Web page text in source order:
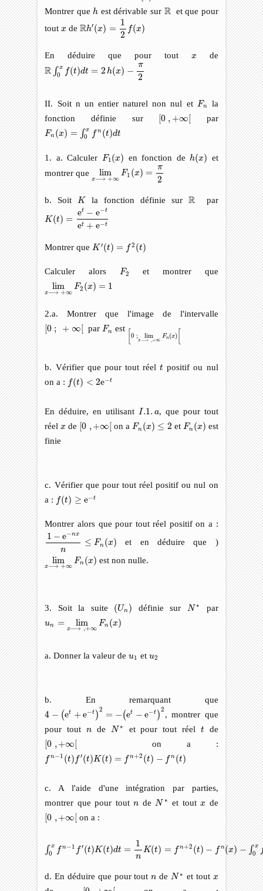
Montrer que h
h est dérivable sur R
R et que pour
toutx
x deRh′(x) =
1
2
f(x)
R f(
En déduire que pour tout x
x de
R ∫ x
0 f(t)dt = 2 h(x) −
π
2
−π
II. Soit n un entier naturel non nul et Fn
Fn
la
fonction définie sur
[0 , +∞[
[0 ∞ par
Fn (x) = ∫ x
0 f n (t)dt
Fn (x )= fn t)d t
1. a. Calculer F1(x)
F1 ( ) en fonction de h(x)
h (x )
et
montrer que
lim
x⟶ +∞
F1 (x) =
π
2
⟶+ =π
b. Soit K
Kla fonction définie sur R
R par
K (t) =
et − e−t
et + e−t
− −
Montrer que K ′(t) = f2 (t)
K′(t)= )
Calculer alors F2
F2 et montrer que
lim
x⟶ +∞
F2 (x) = 1
lim +∞F 2 =
2.a. Montrer que l'image de l'intervalle
[0 ; + ∞[
[0 ∞ par Fn
Fn est
0 ; lim
x ⟶ ,+∞
Fn(x)
[0 ∞
b. Vérifier que pour tout réelt
t positif ou nul
on a : f(t) < 2e−t
f(t)< e −t
En déduire, en utilisantI .1. a
I.1
, que pour tout
réelx
x de [0 ,+∞
[0 ∞ on aFn (x) ≤ 2
Fn (x )≤ 2 et Fn (x)
Fn (x ) est
finie
c. Vérifier que pour tout réel positif ou nul on
a : f(t) ≥ e−t
f(t)≥ e−
Montrer alors que pour tout réel positif on a :
1 − e−nx
n
≤ Fn (x)
1− nxn≤ x)
et en déduire que )
lim
x⟶ +∞
Fn (x)
lim +∞F n est non nulle.
3. Soit la suite (Un )
(Un ) définie sur N ∗
N∗ par
un = lim
x⟶ ,+∞
Fn (x)
x⟶ ∞F n x
a. Donner la valeur deu1
u1 etu2
u2
b. En remarquant que
4 − (et +e−t )2 = −(et − e−t )2
t+ −( t)
, montrer que
pour tout
n
n de N ∗
N∗ et pour tout réel t
t de
[0 ,+∞[
[0 ∞ on a :
f n−1 (t) f′(t) K(t) = f n+2 (t) − f n (t)
fn− 1 (t)f (t)K( t)=fn t)− f n (t)
c. A l'aide d'une intégration par parties,
montrer que pour toutn
n de N ∗
N∗ et toutx
x de
[0 ,+∞[
[0 ∞ on a :
∫ x
0 f n−1 f′(t)K(t)dt =
1
n
K(t) = f n+2 (t) − f n(x)−∫ x
0
t) 2(t)dt
d. En déduire que pour toutn
n de N ∗
N∗ et tout x
x
[0 ∞